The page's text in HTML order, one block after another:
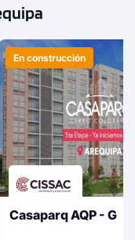
En construcción
Casaparq AQP - G